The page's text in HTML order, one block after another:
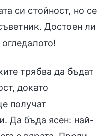
си стойност, но се
Достоен ли
трябва да бъдат
докато
получат
Да бъда ясен: най-